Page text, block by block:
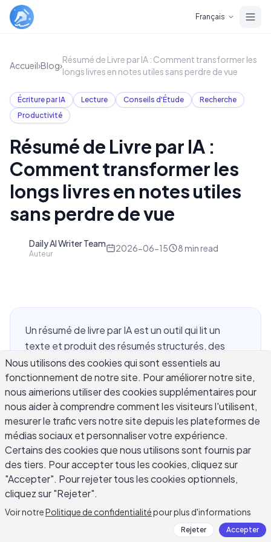
Français
Accueil›Blog›
Résumé de Livre par IA : Comment transformer les
longs livres en notes utiles sans perdre de vue
Écriture par IA Lecture Conseils d'Étude
Recherche
Productivité
Résumé de Livre par IA :
Comment transformer les
longs livres en notes utiles
sans perdre de vue
Daily AI Writer Team
Auteur
2026-06-15 8 min read
Un résumé de livre par IA est un outil qui lit un
texte et produit des résumés structurés, des
points clés ou des perspectives thématiques en
une fraction du temps qu'il faudrait pour lire
l'œuvre complète. Pour les étudiants qui se
battent avec des manuels denses, les chercheurs
qui naviguent dans des dizaines d'articles et de
livres à la fois, et les professionnels qui souhaitent
extraire des idées pratiques de la non-fiction, un
résumé de livre par IA peut réduire
considérablement le temps de la lecture à
l'application. Ce guide couvre le fonctionnement
de ces outils, où ils aident vraiment, où ils
s'avèrent insuffisants, et comment les utiliser
Nous utilisons des cookies qui sont essentiels au
fonctionnement de notre site. Pour améliorer notre site,
nous aimerions utiliser des cookies supplémentaires pour
nous aider à comprendre comment les visiteurs l'utilisent,
mesurer le trafic vers notre site depuis les plateformes de
médias sociaux et personnaliser votre expérience.
Certains des cookies que nous utilisons sont fournis par
des tiers. Pour accepter tous les cookies, cliquez sur
"Accepter". Pour rejeter tous les cookies optionnels,
cliquez sur "Rejeter".
Voir notrePolitique de confidentialitépour plus d'informations
Rejeter Accepter